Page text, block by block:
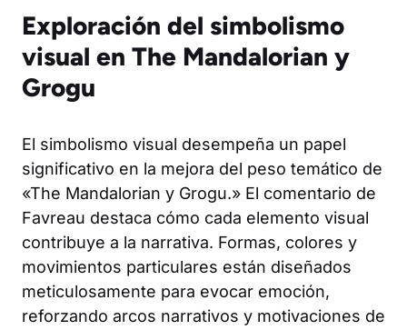
Exploración del simbolismo
visual en The Mandalorian y
Grogu
El simbolismo visual desempeña un papel
significativo en la mejora del peso temático de
«The Mandalorian y Grogu.» El comentario de
Favreau destaca cómo cada elemento visual
contribuye a la narrativa. Formas, colores y
movimientos particulares están diseñados
meticulosamente para evocar emoción,
reforzando arcos narrativos y motivaciones de